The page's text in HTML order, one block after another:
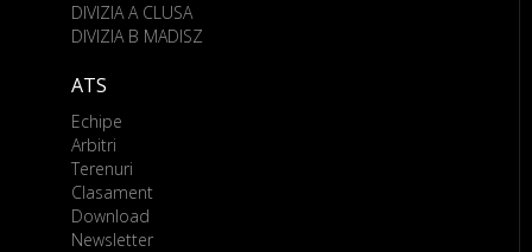
DIVIZIA A CLUSA
DIVIZIA B MADISZ
ATS
Echipe
Arbitri
Terenuri
Clasament
Download
Newsletter